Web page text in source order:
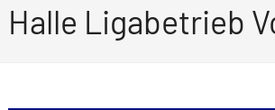
Halle Ligabetrieb